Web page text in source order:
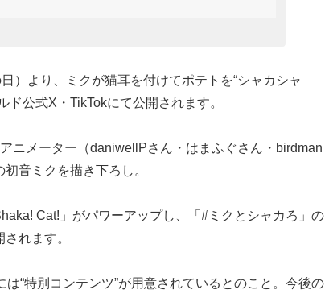
）より、ミクが猫耳を付けてポテトを“シャカシャ
ド公式X・TikTokにて公開されます。
ニメーター（daniwellPさん・はまふぐさん・birdman
音ミクを描き下ろし。
Cat!」がパワーアップし、「#ミクとシャカろ」の
れます。
“特別コンテンツ”が用意されているとのこと。今後の